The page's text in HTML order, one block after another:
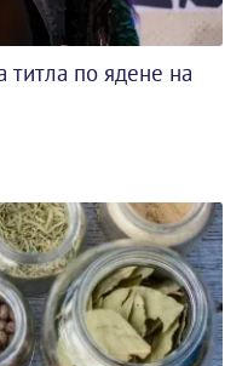
титла по ядене на